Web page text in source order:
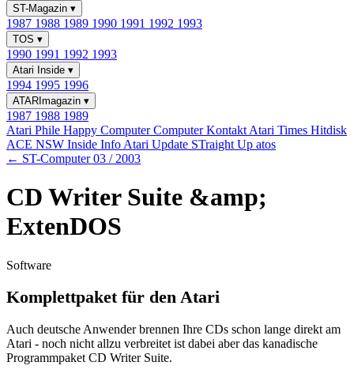
ST-Magazin ▾
1987 1988 1989 1990 1991 1992 1993
TOS ▾
1990 1991 1992 1993
Atari Inside ▾
1994 1995 1996
ATARImagazin ▾
1987 1988 1989
Atari Phile Happy ComputerComputer Kontakt Atari Times Hitdisk
ACE NSW Inside Info Atari Update STraight Up atos
← ST-Computer 03 / 2003
CD Writer Suite &amp;
ExtenDOS
Software
Komplettpaket für den Atari
Auch deutsche Anwender brennen Ihre CDs schon lange direkt am
Atari - noch nicht allzu verbreitet ist dabei aber das kanadische
Programmpaket CD Writer Suite.